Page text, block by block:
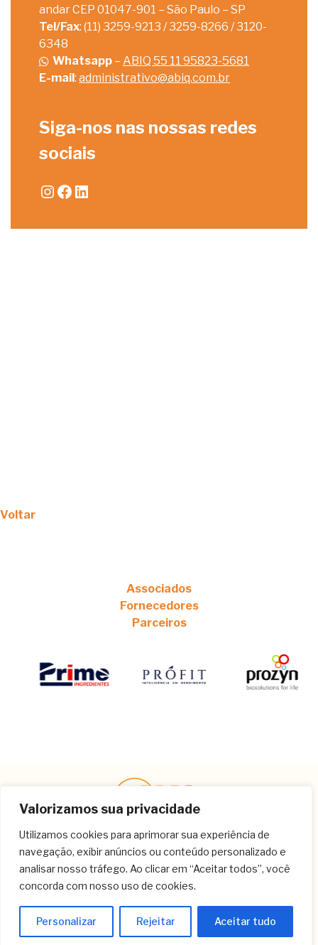
Valorizamos sua privacidade
Utilizamos cookies para aprimorar sua experiência de
navegação, exibir anúncios ou conteúdo personalizado e
analisar nosso tráfego. Ao clicar em “Aceitar todos”, você
concorda com nosso uso de cookies.
Personalizar Rejeitar Aceitar tudo
andar CEP 01047-901 – São Paulo – SP
Tel/Fax: (11) 3259-9213 / 3259-8266 / 3120-
6348
Whatsapp – ABIQ 55 11 95823-5681
E-mail: administrativo@abiq.com.br
Siga-nos nas nossas redes
sociais
Instagram
Facebook
LinkedIn
Voltar
Associados
Fornecedores
Parceiros
Contato
(11) 3259-8266